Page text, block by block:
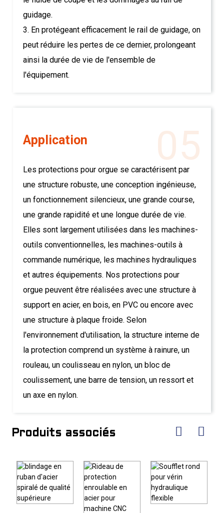
guidage.
3. En protégeant efficacement le rail de guidage, on
peut réduire les pertes de ce dernier, prolongeant
ainsi la durée de vie de l'ensemble de
l'équipement.
05
Application
Les protections pour orgue se caractérisent par
une structure robuste, une conception ingénieuse,
un fonctionnement silencieux, une grande course,
une grande rapidité et une longue durée de vie.
Elles sont largement utilisées dans les machines-
outils conventionnelles, les machines-outils à
commande numérique, les machines hydrauliques
et autres équipements. Nos protections pour
orgue peuvent être réalisées avec une structure à
support en acier, en bois, en PVC ou encore avec
une structure à plaque froide. Selon
l'environnement d'utilisation, la structure interne de
la protection comprend un système à rainure, un
rouleau, un coulisseau en nylon, un bloc de
coulissement, une barre de tension, un ressort et
un axe en nylon.
Produits associés